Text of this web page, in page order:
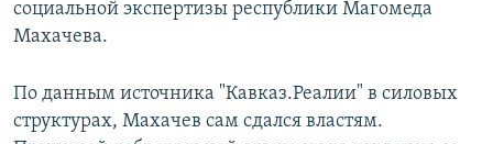
социальной экспертизы республики Магомеда
Махачева.
По данным источника "Кавказ.Реалии" в силовых
структурах, Махачев сам сдался властям.